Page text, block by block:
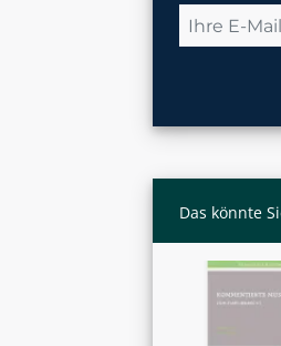
Das könnte